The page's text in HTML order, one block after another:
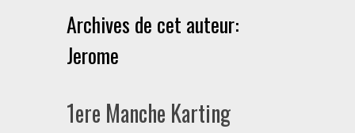
Archives de cet auteur:
Jerome
1ere Manche Karting